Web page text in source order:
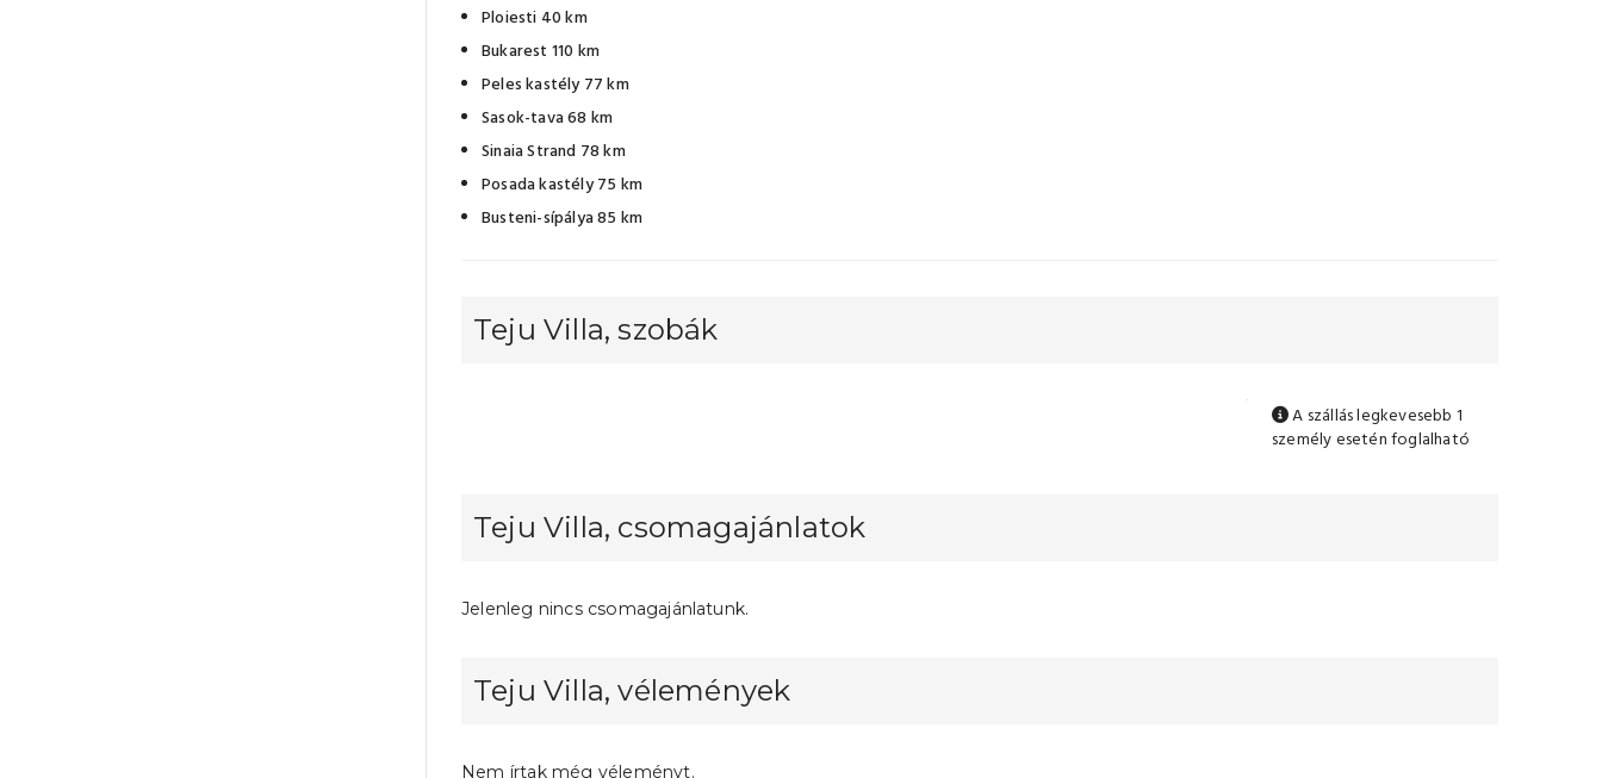
Ploiesti 40 km
Bukarest 110 km
Peles kastély 77 km
Sasok-tava 68 km
Sinaia Strand 78 km
Posada kastély 75 km
Busteni-sípálya 85 km
Teju Villa, szobák
A szállás legkevesebb 1
személy esetén foglalható
Teju Villa, csomagajánlatok
Jelenleg nincs csomagajánlatunk.
Teju Villa, vélemények
Nem írtak még véleményt.